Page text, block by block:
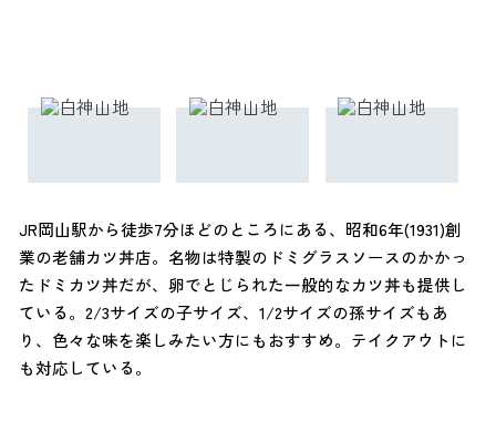
JR岡山駅から徒歩7分ほどのところにある、昭和6年(1931)創
業の老舗カツ丼店。名物は特製のドミグラスソースのかかっ
たドミカツ丼だが、卵でとじられた一般的なカツ丼も提供し
ている。2/3サイズの子サイズ、1/2サイズの孫サイズもあ
り、色々な味を楽しみたい方にもおすすめ。テイクアウトに
も対応している。